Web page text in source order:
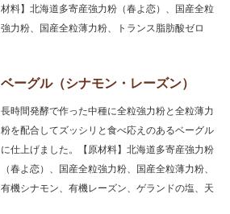
材料】北海道多寄産強力粉（春よ恋）、国産全粒
強力粉、国産全粒薄力粉、トランス脂肪酸ゼロ
ベーグル（シナモン・レーズン）
長時間発酵で作った中種に全粒強力粉と全粒薄力
粉を配合してズッシリと食べ応えのあるベーグル
に仕上げました。【原材料】北海道多寄産強力粉
（春よ恋）、国産全粒強力粉、国産全粒薄力粉、
有機シナモン、有機レーズン、ゲランドの塩、天